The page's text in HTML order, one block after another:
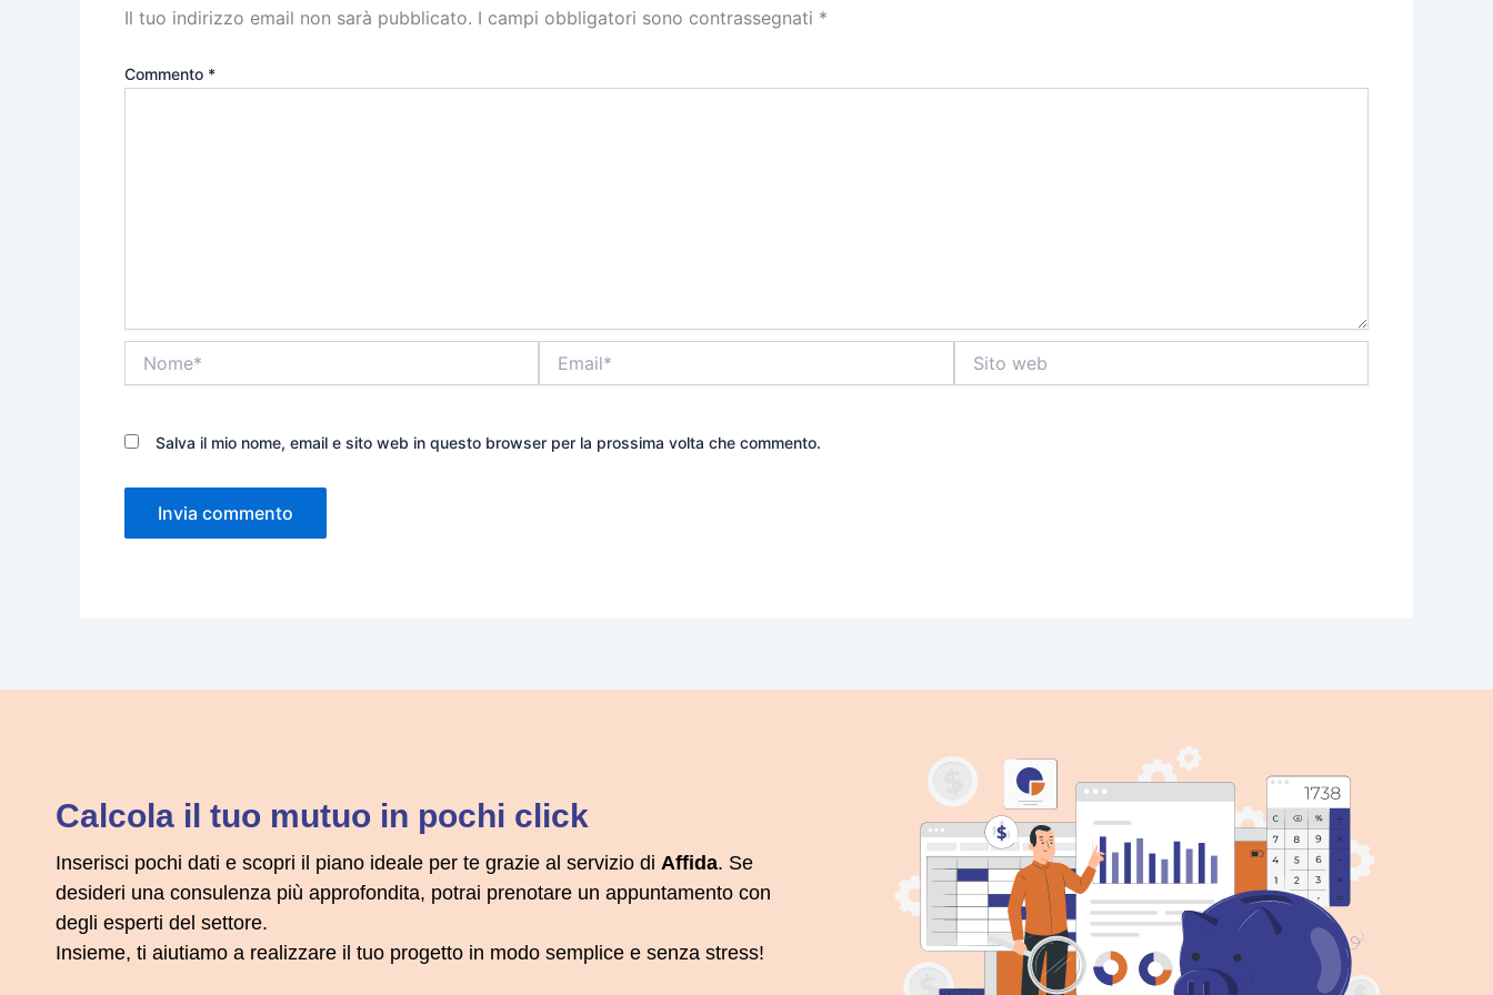
Il tuo indirizzo email non sarà pubblicato. I campi obbligatori sono contrassegnati *
Commento *
web
Salva il mio nome, email e sito web in questo browser per la prossima volta che commento.
Inserisci pochi dati e scopri il piano ideale per te grazie al servizio di Affida. Se
desideri una consulenza più approfondita, potrai prenotare un appuntamento con
degli esperti del settore.
Insieme, ti aiutiamo a realizzare il tuo progetto in modo semplice e senza stress!
Calcola il tuo mutuo in pochi click